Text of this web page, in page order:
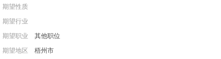
期望性质
期望行业
期望职业
其他职位
期望地区
梧州市